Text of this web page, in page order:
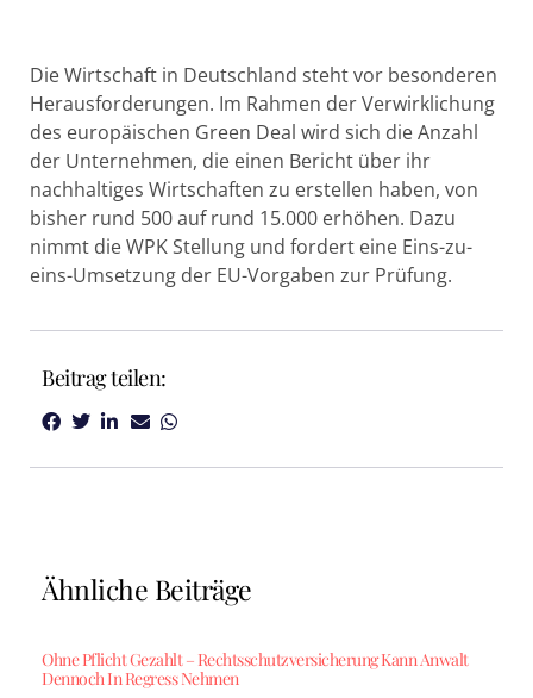
Die Wirtschaft in Deutschland steht vor besonderen
Herausforderungen. Im Rahmen der Verwirklichung
des europäischen Green Deal wird sich die Anzahl
der Unternehmen, die einen Bericht über ihr
nachhaltiges Wirtschaften zu erstellen haben, von
bisher rund 500 auf rund 15.000 erhöhen. Dazu
nimmt die WPK Stellung und fordert eine Eins-zu-
eins-Umsetzung der EU-Vorgaben zur Prüfung.
Beitrag teilen:
Ähnliche Beiträge
Ohne Pflicht Gezahlt – Rechtsschutzversicherung Kann Anwalt
Dennoch In Regress Nehmen